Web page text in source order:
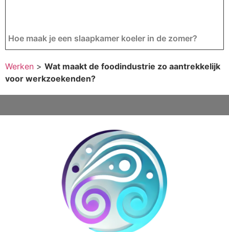
Hoe maak je een slaapkamer koeler in de zomer?
Werken > Wat maakt de foodindustrie zo aantrekkelijk
voor werkzoekenden?